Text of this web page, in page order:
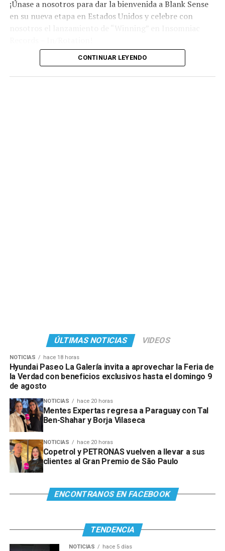
¡Únase a nosotros para dar la bienvenida a Blank Sense
en su nueva etapa en Estados Unidos y celebre con
CONTINUAR LEYENDO
ÚLTIMAS NOTICIAS VIDEOS
NOTICIAS hace 18 horas
Hyundai Paseo La Galería invita a aprovechar la Feria de
la Verdad con beneficios exclusivos hasta el domingo 9
de agosto
NOTICIAS hace 20 horas
Mentes Expertas regresa a Paraguay con Tal
Ben-Shahar y Borja Vilaseca
NOTICIAS hace 20 horas
Copetrol y PETRONAS vuelven a llevar a sus
clientes al Gran Premio de São Paulo
ENCONTRANOS EN FACEBOOK
TENDENCIA
NOTICIAS hace 5 días